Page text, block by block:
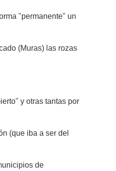
"permanente" un
(Muras) las rozas
y otras tantas por
(que iba a ser del
de